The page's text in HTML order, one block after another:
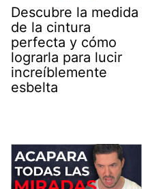
Descubre la medida
de la cintura
perfecta y cómo
lograrla para lucir
increíblemente
esbelta